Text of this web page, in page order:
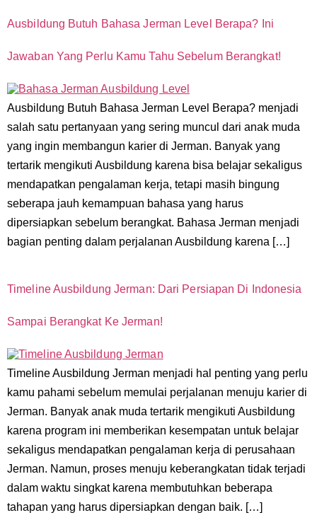
Ausbildung Butuh Bahasa Jerman Level Berapa? Ini
Jawaban Yang Perlu Kamu Tahu Sebelum Berangkat!
Ausbildung Butuh Bahasa Jerman Level Berapa? menjadi
salah satu pertanyaan yang sering muncul dari anak muda
yang ingin membangun karier di Jerman. Banyak yang
tertarik mengikuti Ausbildung karena bisa belajar sekaligus
mendapatkan pengalaman kerja, tetapi masih bingung
seberapa jauh kemampuan bahasa yang harus
dipersiapkan sebelum berangkat. Bahasa Jerman menjadi
bagian penting dalam perjalanan Ausbildung karena […]
Timeline Ausbildung Jerman: Dari Persiapan Di Indonesia
Sampai Berangkat Ke Jerman!
Timeline Ausbildung Jerman menjadi hal penting yang perlu
kamu pahami sebelum memulai perjalanan menuju karier di
Jerman. Banyak anak muda tertarik mengikuti Ausbildung
karena program ini memberikan kesempatan untuk belajar
sekaligus mendapatkan pengalaman kerja di perusahaan
Jerman. Namun, proses menuju keberangkatan tidak terjadi
dalam waktu singkat karena membutuhkan beberapa
tahapan yang harus dipersiapkan dengan baik. […]